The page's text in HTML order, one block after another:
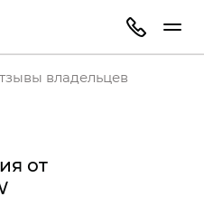
владельцев
от